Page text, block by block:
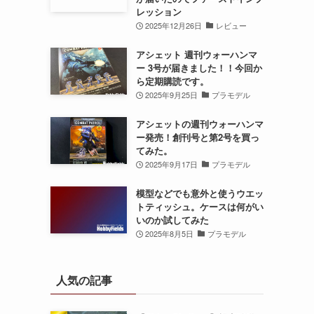
レッション
2025年12月26日 レビュー
アシェット 週刊ウォーハンマ
ー 3号が届きました！！今回か
ら定期購読です。
2025年9月25日 プラモデル
アシェットの週刊ウォーハンマ
ー発売！創刊号と第2号を買っ
てみた。
2025年9月17日 プラモデル
模型などでも意外と使うウエッ
トティッシュ。ケースは何がい
いのか試してみた
2025年8月5日 プラモデル
人気の記事